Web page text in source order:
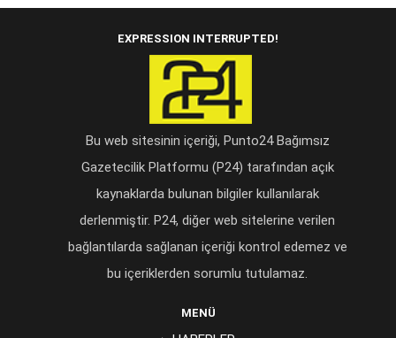
EXPRESSION INTERRUPTED!
Bu web sitesinin içeriği, Punto24 Bağımsız
Gazetecilik Platformu (P24) tarafından açık
kaynaklarda bulunan bilgiler kullanılarak
derlenmiştir. P24, diğer web sitelerine verilen
bağlantılarda sağlanan içeriği kontrol edemez ve
bu içeriklerden sorumlu tutulamaz.
MENÜ